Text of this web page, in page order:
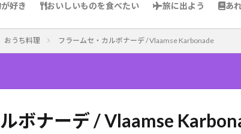
好き おいしいものを食べたい 旅に出よう あ
おうち料理 フラームセ・カルボナーデ / Vlaamse Karbonade
ボナーデ / Vlaamse